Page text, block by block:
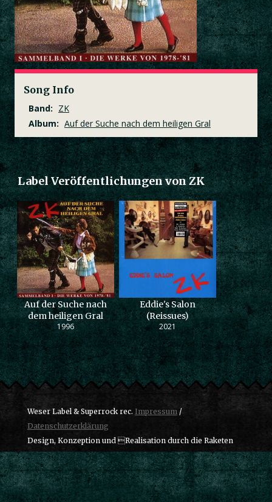
Song Info
Band: ZK
Album: Auf der Suche nach dem heiligen Gral
Label Veröffentlichungen von ZK
Auf der Suche nach
dem heiligen Gral
1996
Eddie's Salon
(Reissues)
2021
Weser Label & Superrock rec. Impressum/
Datenschutzerklärung
Design, Konzeption und Realisation durch die Raketen